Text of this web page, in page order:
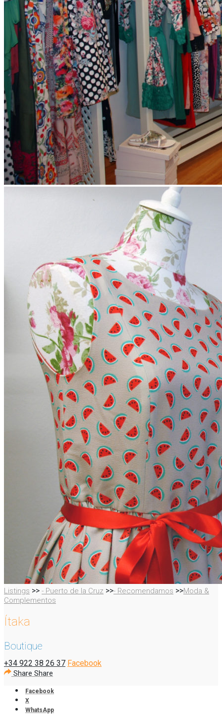
Listings >> - Puerto de la Cruz >>- Recomendamos >>Moda &
Complementos
Ítaka
Boutique
+34 922 38 26 37 Facebook
Share Share
Facebook
X
WhatsApp